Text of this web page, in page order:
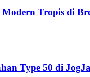
Tropis di
Type 50 di